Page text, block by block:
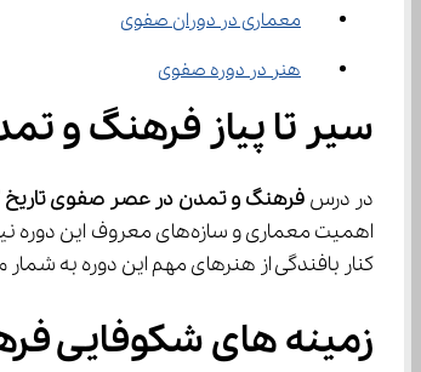
معماری در دوران صفوی
هنر در دوره صفوی
سیر تا پیاز فرهنگ و
در درس فرهنگ و تمدن در عصر صفوی تاریخ
کنار بافندگی از هنرهای مهم این دوره به شمار
زمینه ‌های شکوفایی فرهنگ و هنر